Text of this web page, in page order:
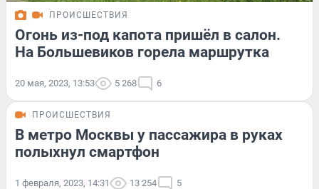
ПРОИСШЕСТВИЯ
Огонь из-под капота пришёл в салон.
На Большевиков горела маршрутка
20 мая, 2023, 13:53 5 268 6
ПРОИСШЕСТВИЯ
В метро Москвы у пассажира в руках
полыхнул смартфон
1 февраля, 2023, 14:31 13 254 5